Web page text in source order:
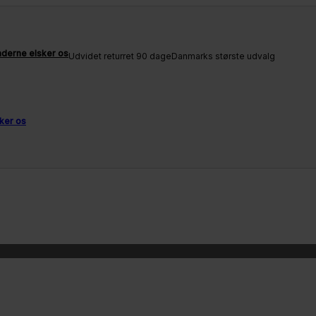
elsker osUdvidet returret 90 dageDanmarks største udvalg
os